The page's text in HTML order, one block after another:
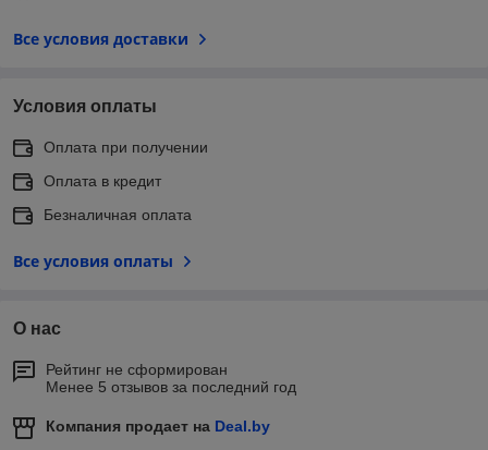
Все условия доставки
Условия оплаты
Оплата при получении
Оплата в кредит
Безналичная оплата
Все условия оплаты
О нас
Рейтинг не сформирован
Менее 5 отзывов за последний год
Компания продает на Deal.by